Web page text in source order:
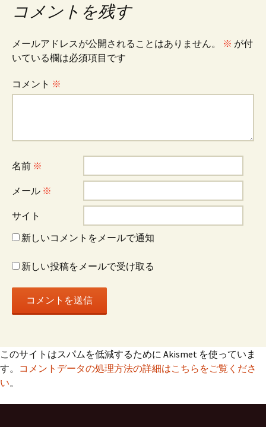
ナ
ビ
ゲ
ー
シ
ョ
ン
コメントを残す
メールアドレスが公開されることはありません。 ※ が付
いている欄は必須項目です
コメント ※
名前 ※
メール ※
サイト
新しいコメントをメールで通知
新しい投稿をメールで受け取る
このサイトはスパムを低減するために Akismet を使っていま
す。 コメントデータの処理方法の詳細はこちらをご覧くださ
い。